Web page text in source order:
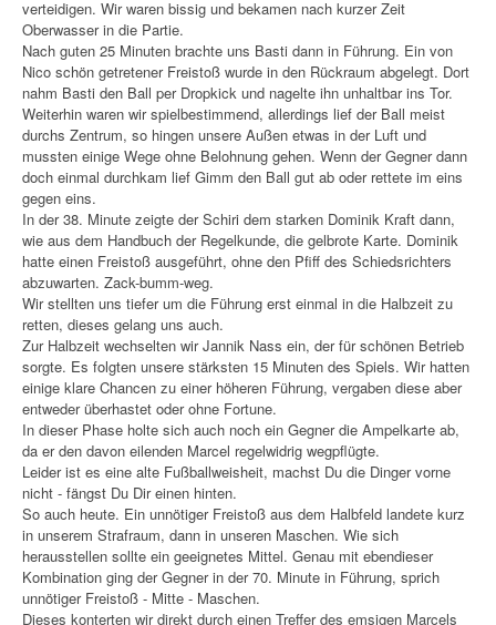
verteidigen. Wir waren bissig und bekamen nach kurzer Zeit
Oberwasser in die Partie.
Nach guten 25 Minuten brachte uns Basti dann in Führung. Ein von
Nico schön getretener Freistoß wurde in den Rückraum abgelegt. Dort
nahm Basti den Ball per Dropkick und nagelte ihn unhaltbar ins Tor.
Weiterhin waren wir spielbestimmend, allerdings lief der Ball meist
durchs Zentrum, so hingen unsere Außen etwas in der Luft und
mussten einige Wege ohne Belohnung gehen. Wenn der Gegner dann
doch einmal durchkam lief Gimm den Ball gut ab oder rettete im eins
gegen eins.
In der 38. Minute zeigte der Schiri dem starken Dominik Kraft dann,
wie aus dem Handbuch der Regelkunde, die gelbrote Karte. Dominik
hatte einen Freistoß ausgeführt, ohne den Pfiff des Schiedsrichters
abzuwarten. Zack-bumm-weg.
Wir stellten uns tiefer um die Führung erst einmal in die Halbzeit zu
retten, dieses gelang uns auch.
Zur Halbzeit wechselten wir Jannik Nass ein, der für schönen Betrieb
sorgte. Es folgten unsere stärksten 15 Minuten des Spiels. Wir hatten
einige klare Chancen zu einer höheren Führung, vergaben diese aber
entweder überhastet oder ohne Fortune.
In dieser Phase holte sich auch noch ein Gegner die Ampelkarte ab,
da er den davon eilenden Marcel regelwidrig wegpflügte.
Leider ist es eine alte Fußballweisheit, machst Du die Dinger vorne
nicht - fängst Du Dir einen hinten.
So auch heute. Ein unnötiger Freistoß aus dem Halbfeld landete kurz
in unserem Strafraum, dann in unseren Maschen. Wie sich
herausstellen sollte ein geeignetes Mittel. Genau mit ebendieser
Kombination ging der Gegner in der 70. Minute in Führung, sprich
unnötiger Freistoß - Mitte - Maschen.
Dieses konterten wir direkt durch einen Treffer des emsigen Marcels